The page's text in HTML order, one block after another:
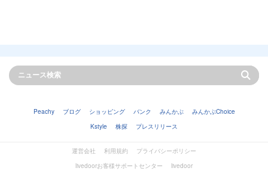
Peachy ブログ ショッピング バンク みんかぶ
みんかぶChoice
Kstyle
株探 プレスリリース
運営会社 利用規約
プライバシーポリシー
livedoorお客様サポートセンター
livedoor